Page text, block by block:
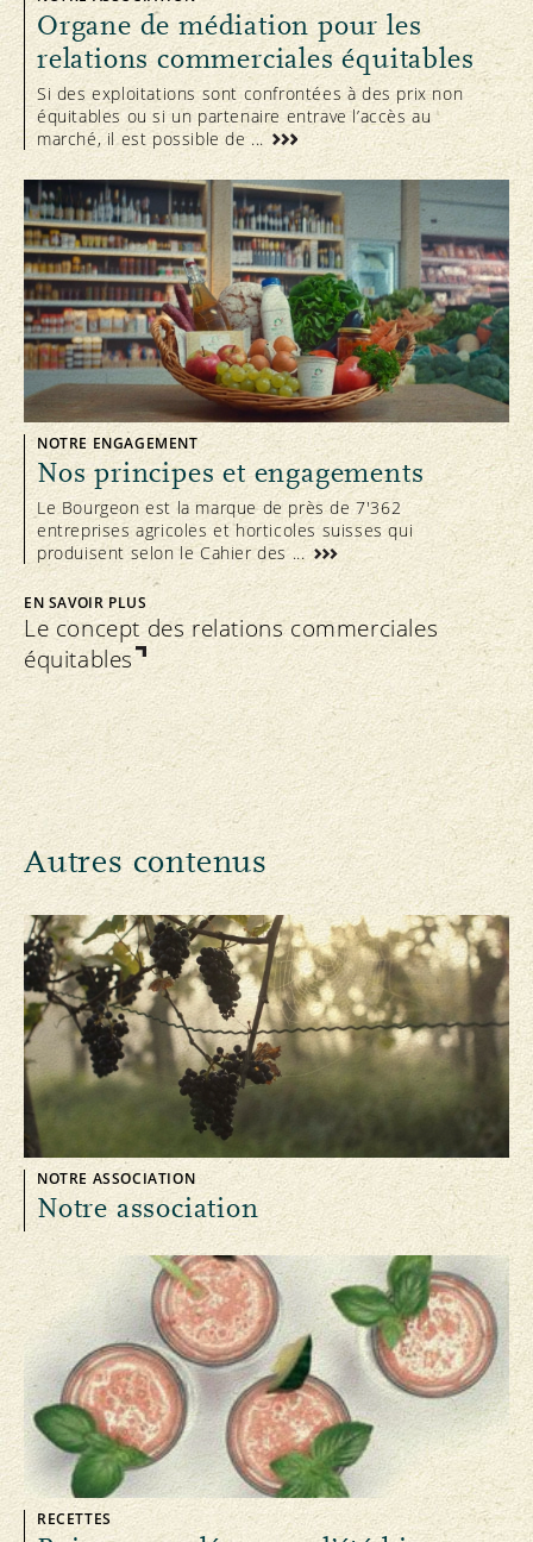
Organe de médiation pour les
relations commerciales équitables
Si des exploitations sont confrontées à des prix non
équitables ou si un partenaire entrave l’accès au
marché, il est possible de ...
NOTRE ENGAGEMENT
Nos principes et engagements
Le Bourgeon est la marque de près de 7'362
entreprises agricoles et horticoles suisses qui
produisent selon le Cahier des ...
EN SAVOIR PLUS
Le concept des relations commerciales
équitables
Autres contenus
NOTRE ASSOCIATION
Notre association
RECETTES